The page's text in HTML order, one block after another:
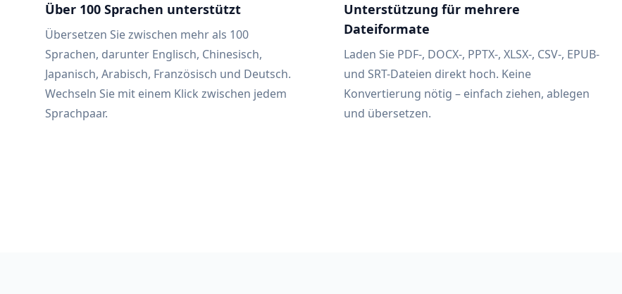
Über 100 Sprachen unterstützt
Übersetzen Sie zwischen mehr als 100
Sprachen, darunter Englisch, Chinesisch,
Japanisch, Arabisch, Französisch und Deutsch.
Wechseln Sie mit einem Klick zwischen jedem
Sprachpaar.
Unterstützung für mehrere
Dateiformate
Laden Sie PDF-, DOCX-, PPTX-, XLSX-, CSV-, EPUB-
und SRT-Dateien direkt hoch. Keine
Konvertierung nötig – einfach ziehen, ablegen
und übersetzen.